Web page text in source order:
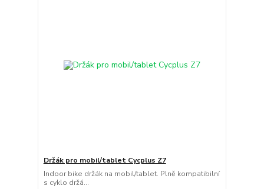
Držák pro mobil/tablet Cycplus Z7
Indoor bike držák na mobil/tablet. Plně kompatibilní
s cyklo držá...